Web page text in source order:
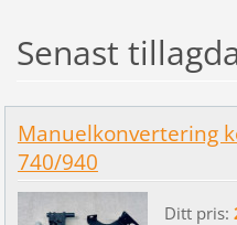
Senast
Manuelkonvertering
740/940
Ditt pris: